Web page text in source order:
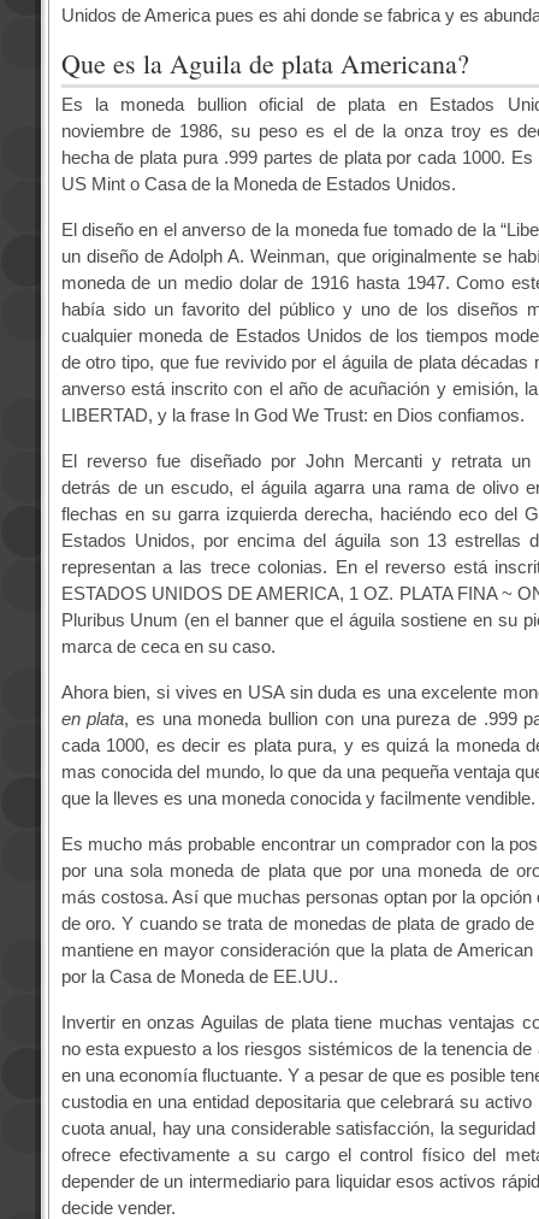
Unidos de America pues es ahi donde se fabrica y es
Que es la Aguila de plata Americana?
Es la moneda bullion oficial de plata en Estados
noviembre de 1986, su peso es el de la onza troy es
hecha de plata pura .999 partes de plata por cada 1000.
US Mint o Casa de la Moneda de Estados Unidos.
El diseño en el anverso de la moneda fue tomado de la
un diseño de Adolph A. Weinman, que originalmente se
moneda de un medio dolar de 1916 hasta 1947. Como
había sido un favorito del público y uno de los diseños
cualquier moneda de Estados Unidos de los tiempos
de otro tipo, que fue revivido por el águila de plata décadas
anverso está inscrito con el año de acuñación y emisión,
LIBERTAD, y la frase In God We Trust: en Dios confiamos.
El reverso fue diseñado por John Mercanti y retrata un
detrás de un escudo, el águila agarra una rama de olivo
flechas en su garra izquierda derecha, haciéndo eco del
Estados Unidos, por encima del águila son 13 estrellas
representan a las trece colonias. En el reverso está
ESTADOS UNIDOS DE AMERICA, 1 OZ. PLATA FINA ~
Pluribus Unum (en el banner que el águila sostiene en su
marca de ceca en su caso.
Ahora bien, si vives en USA sin duda es una excelente
en plata, es una moneda bullion con una pureza de .999
cada 1000, es decir es plata pura, y es quizá la moneda
mas conocida del mundo, lo que da una pequeña ventaja
que la lleves es una moneda conocida y facilmente vendible.
Es mucho más probable encontrar un comprador con la
por una sola moneda de plata que por una moneda de
más costosa. Así que muchas personas optan por la opción
de oro. Y cuando se trata de monedas de plata de grado
mantiene en mayor consideración que la plata de American
por la Casa de Moneda de EE.UU..
Invertir en onzas Aguilas de plata tiene muchas ventajas
no esta expuesto a los riesgos sistémicos de la tenencia de
en una economía fluctuante. Y a pesar de que es posible
custodia en una entidad depositaria que celebrará su activo
cuota anual, hay una considerable satisfacción, la
ofrece efectivamente a su cargo el control físico del
depender de un intermediario para liquidar esos activos
decide vender.